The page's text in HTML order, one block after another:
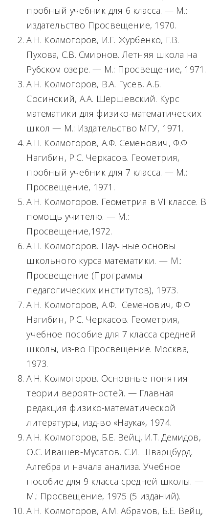
пробный учебник для 6 класса. — М.:
издательство Просвещение, 1970.
А.Н. Колмогоров, И.Г. Журбенко, Г.В.
Пухова, С.В. Смирнов. Летняя школа на
Рубском озере. — М.: Просвещение, 1971.
А.Н. Колмогоров, В.А. Гусев, А.Б.
Сосинский, А.А. Шершевский. Курс
математики для физико-математических
школ — М.: Издательство МГУ, 1971.
А.Н. Колмогоров, А.Ф. Семенович, Ф.Ф
Нагибин, Р.С. Черкасов. Геометрия,
пробный учебник для 7 класса. — М.:
Просвещение, 1971.
А.Н. Колмогоров. Геометрия в VI классе. В
помощь учителю. — М.:
Просвещение,1972.
А.Н. Колмогоров. Научные основы
школьного курса математики. — М.:
Просвещение (Программы
педагогических институтов), 1973.
А.Н. Колмогоров, А.Ф. Семенович, Ф.Ф
Нагибин, Р.С. Черкасов. Геометрия,
учебное пособие для 7 класса средней
школы, из-во Просвещение. Москва,
1973.
А.Н. Колмогоров. Основные понятия
теории вероятностей. — Главная
редакция физико-математической
литературы, изд-во «Наука», 1974.
А.Н. Колмогоров, Б.Е. Вейц, И.Т. Демидов,
О.С. Ивашев-Мусатов, С.И. Шварцбурд.
Алгебра и начала анализа. Учебное
пособие для 9 класса средней школы. —
М.: Просвещение, 1975 (5 изданий).
А.Н. Колмогоров, А.М. Абрамов, Б.Е. Вейц,